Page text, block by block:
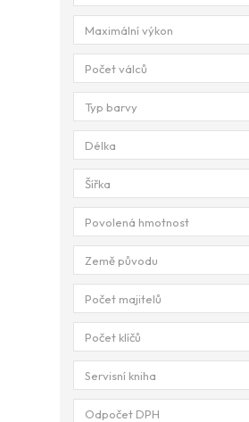
Maximální výkon
Počet válců
Typ barvy
Délka
Šířka
Povolená hmotnost
Země původu
Počet majitelů
Počet klíčů
Servisní kniha
Odpočet DPH